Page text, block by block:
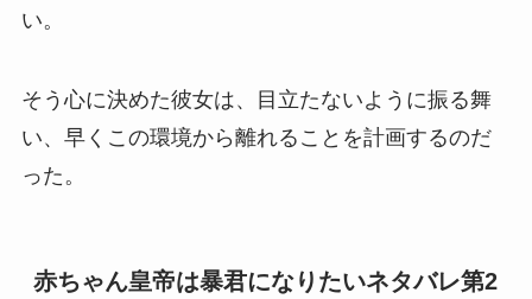
い。
そう心に決めた彼女は、目立たないように振る舞
い、早くこの環境から離れることを計画するのだ
った。
赤ちゃん皇帝は暴君になりたいネタバレ第2